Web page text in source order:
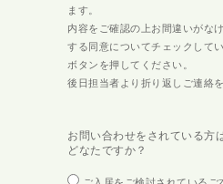
ます。
内容をご確認の上お間違いがな
する同意についてチェックして
ボタンを押してください。
後日担当者より折り返しご連絡
お問い合わせを されている方
どなたですか？